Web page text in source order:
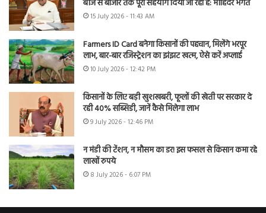
बीज से बाजार तक पूरा सहयोग दिया जा रहा है: मोहिंदर भगत
15 July 2026 - 11:43 AM
Farmers ID Card बनेगा किसानों की पहचान, मिलेंगे भरपूर
लाभ, बार-बार रजिस्ट्रेशन का झंझट खत्म, ऐसे करें अप्लाई
10 July 2026 - 12:42 PM
किसानों के लिए बड़ी खुशखबरी, फूलों की खेती पर सरकार दे
रही 40% सब्सिडी, जानें कैसे मिलेगा लाभ
9 July 2026 - 12:46 PM
न मंडी की टेंशन, न मौसम का डर! इस फसल से किसान कमा रहे
लाखों रुपये
8 July 2026 - 6:07 PM